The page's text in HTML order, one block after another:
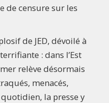
de censure sur les
de JED, dévoilé à
: dans l’Est
relève désormais
menacés,
la presse y